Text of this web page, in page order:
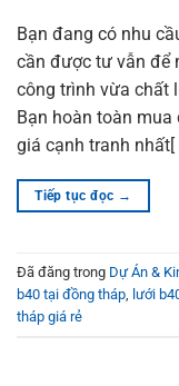
Bạn đang có nhu
cần được tư vẫn để
công trình vừa chất
Bạn hoàn toàn
giá cạnh tranh nhất[
Tiếp tục đọc →
Đã đăng trong Dự Án &
b40 tại đồng tháp lưới
tháp giá rẻ